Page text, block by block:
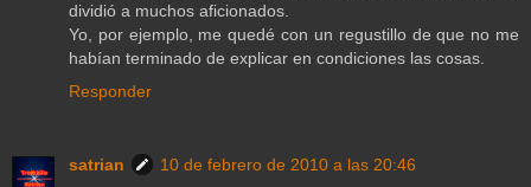
dividió a muchos aficionados.
Yo, por ejemplo, me quedé con un regustillo de que no me
habían terminado de explicar en condiciones las cosas.
Responder
satrian
10 de febrero de 2010 a las 20:46